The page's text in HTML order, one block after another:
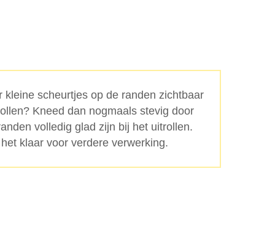
kleine scheurtjes op de randen zichtbaar
Kneed dan nogmaals stevig door
volledig glad zijn bij het uitrollen.
klaar voor verdere verwerking.